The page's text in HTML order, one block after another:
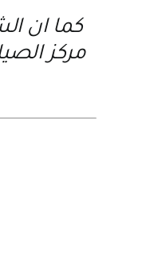
كما ان
مركز